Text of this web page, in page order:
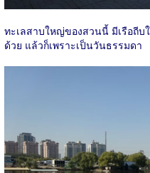
ทะเลสาบใหญ่ของสวนนี้ มีเรือถีบ
ด้วย แล้วก็เพราะเป็นวันธรรมดา